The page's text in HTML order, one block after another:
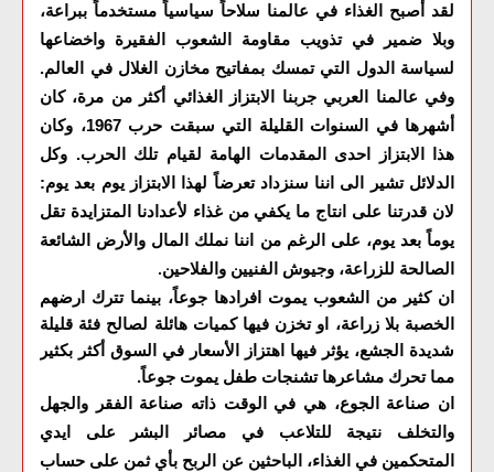
لقد أصبح الغذاء في عالمنا سلاحاً سياسياً مستخدماً ببراعة،
وبلا ضمير في تذويب مقاومة الشعوب الفقيرة واخضاعها
لسياسة الدول التي تمسك بمفاتيح مخازن الغلال في العالم.
وفي عالمنا العربي جربنا الابتزاز الغذائي أكثر من مرة، كان
أشهرها في السنوات القليلة التي سبقت حرب 1967، وكان
هذا الابتزاز احدى المقدمات الهامة لقيام تلك الحرب. وكل
الدلائل تشير الى اننا سنزداد تعرضاً لهذا الابتزاز يوم بعد يوم:
لان قدرتنا على انتاج ما يكفي من غذاء لأعدادنا المتزايدة تقل
يوماً بعد يوم، على الرغم من اننا نملك المال والأرض الشائعة
الصالحة للزراعة، وجيوش الفنيين والفلاحين.
ان كثير من الشعوب يموت افرادها جوعاً، بينما تترك ارضهم
الخصبة بلا زراعة، او تخزن فيها كميات هائلة لصالح فئة قليلة
شديدة الجشع، يؤثر فيها اهتزاز الأسعار في السوق أكثر بكثير
مما تحرك مشاعرها تشنجات طفل يموت جوعاً.
ان صناعة الجوع، هي في الوقت ذاته صناعة الفقر والجهل
والتخلف نتيجة للتلاعب في مصائر البشر على ايدي
المتحكمين في الغذاء، الباحثين عن الربح بأي ثمن على حساب